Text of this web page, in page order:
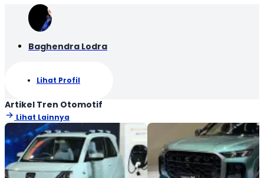
Baghendra Lodra
Lihat Profil
Artikel Tren Otomotif
Lihat Lainnya